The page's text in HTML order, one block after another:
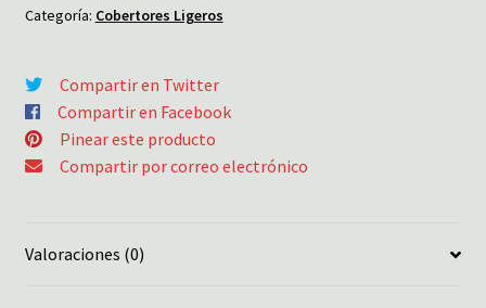
Categoría: Cobertores Ligeros
Compartir en Twitter
Compartir en Facebook
Pinear este producto
Compartir por correo electrónico
Valoraciones (0)